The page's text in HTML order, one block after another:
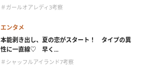
＃ガールオアレディ3考察
エンタメ
本能剥き出し、夏の恋がスタート！ タイプの異
性に一直線♡ 早く...
＃シャッフルアイランド7考察